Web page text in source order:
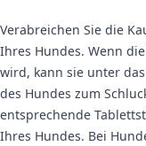
Verabreichen Sie die
Ihres Hundes. Wenn
wird, kann sie unter
des Hundes zum
entsprechende
Ihres Hundes. Bei